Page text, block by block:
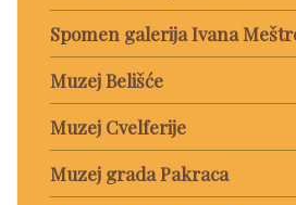
Spomen galerija Ivana
Muzej Belišće
Muzej Cvelferije
Muzej grada Pakraca